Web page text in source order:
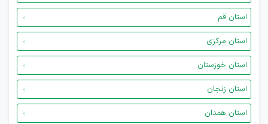
استان قم
استان مرکزی
استان خوزستان
استان زنجان
استان همدان